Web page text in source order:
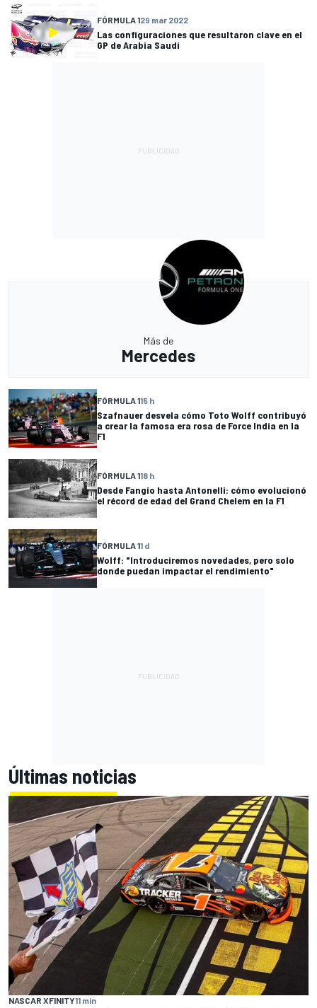
FÓRMULA 129 mar 2022
Las configuraciones que resultaron clave en el
GP de Arabia Saudí
Más de
Mercedes
FÓRMULA 115 h
Szafnauer desvela cómo Toto Wolff contribuyó
a crear la famosa era rosa de Force India en la
F1
FÓRMULA 118 h
Desde Fangio hasta Antonelli: cómo evolucionó
el récord de edad del Grand Chelem en la F1
FÓRMULA 11 d
Wolff: "Introduciremos novedades, pero solo
donde puedan impactar el rendimiento"
Últimas noticias
NASCAR XFINITY11 min